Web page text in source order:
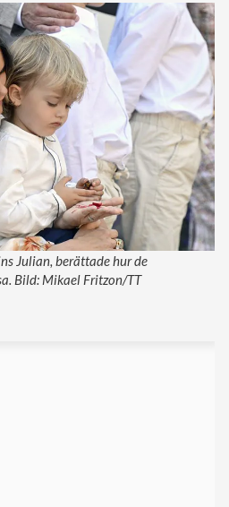
Julian, berättade hur de
Bild: Mikael Fritzon/TT